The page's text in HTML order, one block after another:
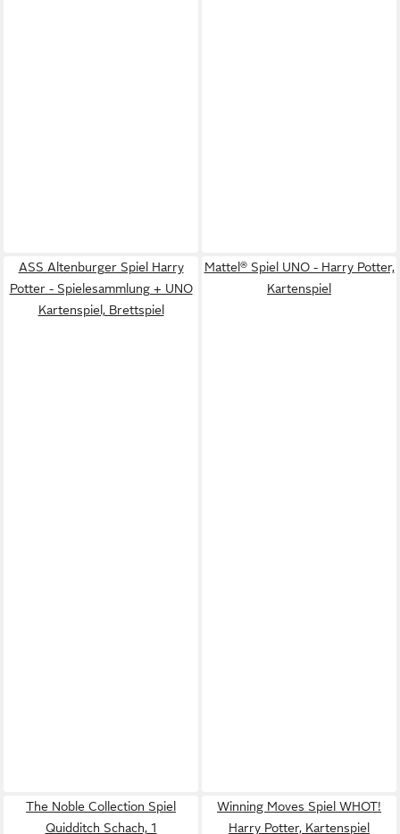
ASS Altenburger Spiel Harry
Potter - Spielesammlung + UNO
Kartenspiel, Brettspiel
Mattel® Spiel UNO - Harry Potter,
Kartenspiel
The Noble Collection Spiel
Quidditch Schach, 1
Winning Moves Spiel WHOT!
Harry Potter, Kartenspiel